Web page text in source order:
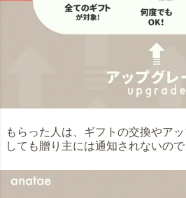
もらった人は、ギフトの交換やア
しても贈り主には通知されないので